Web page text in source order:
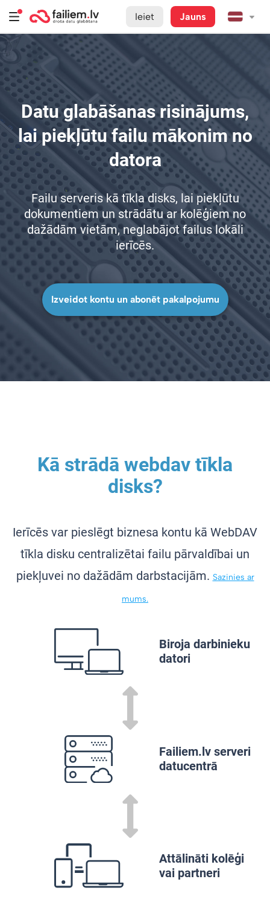
Ieiet Jauns
Datu glabāšanas risinājums,
lai piekļūtu failu mākonim no
datora
Failu serveris kā tīkla disks, lai piekļūtu
dokumentiem un strādātu ar kolēģiem no
dažādām vietām, neglabājot failus lokāli
ierīcēs.
Izveidot kontu un abonēt pakalpojumu
Kā strādā webdav tīkla
disks?
Ierīcēs var pieslēgt biznesa kontu kā WebDAV
tīkla disku centralizētai failu pārvaldībai un
piekļuvei no dažādām darbstacijām. Sazinies ar
mums.
Biroja darbinieku
datori
Failiem.lv serveri
datucentrā
Attālināti kolēģi
vai partneri